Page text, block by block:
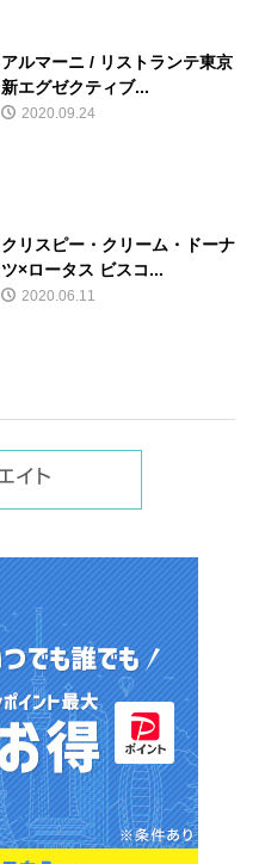
アルマーニ / リストランテ東京
新エグゼクティブ...
2020.09.24
クリスピー・クリーム・ドーナ
ツ×ロータス ビスコ...
2020.06.11